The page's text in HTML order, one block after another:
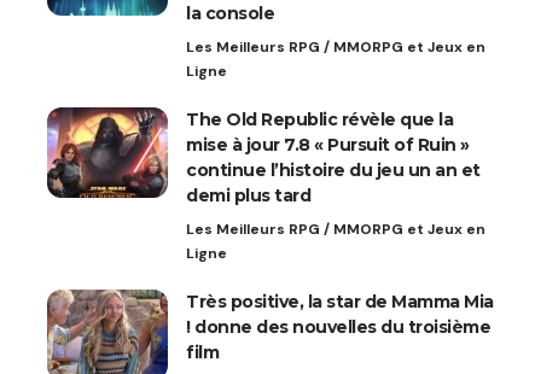
la console
Les Meilleurs RPG / MMORPG et Jeux en
Ligne
The Old Republic révèle que la
mise à jour 7.8 « Pursuit of Ruin »
continue l’histoire du jeu un an et
demi plus tard
Les Meilleurs RPG / MMORPG et Jeux en
Ligne
Très positive, la star de Mamma Mia
! donne des nouvelles du troisième
film